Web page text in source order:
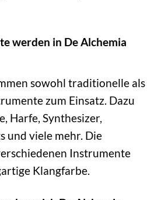
werden in De Alchemia
sowohl traditionelle als
zum Einsatz. Dazu
Harfe, Synthesizer,
und viele mehr. Die
Instrumente
Klangfarbe.